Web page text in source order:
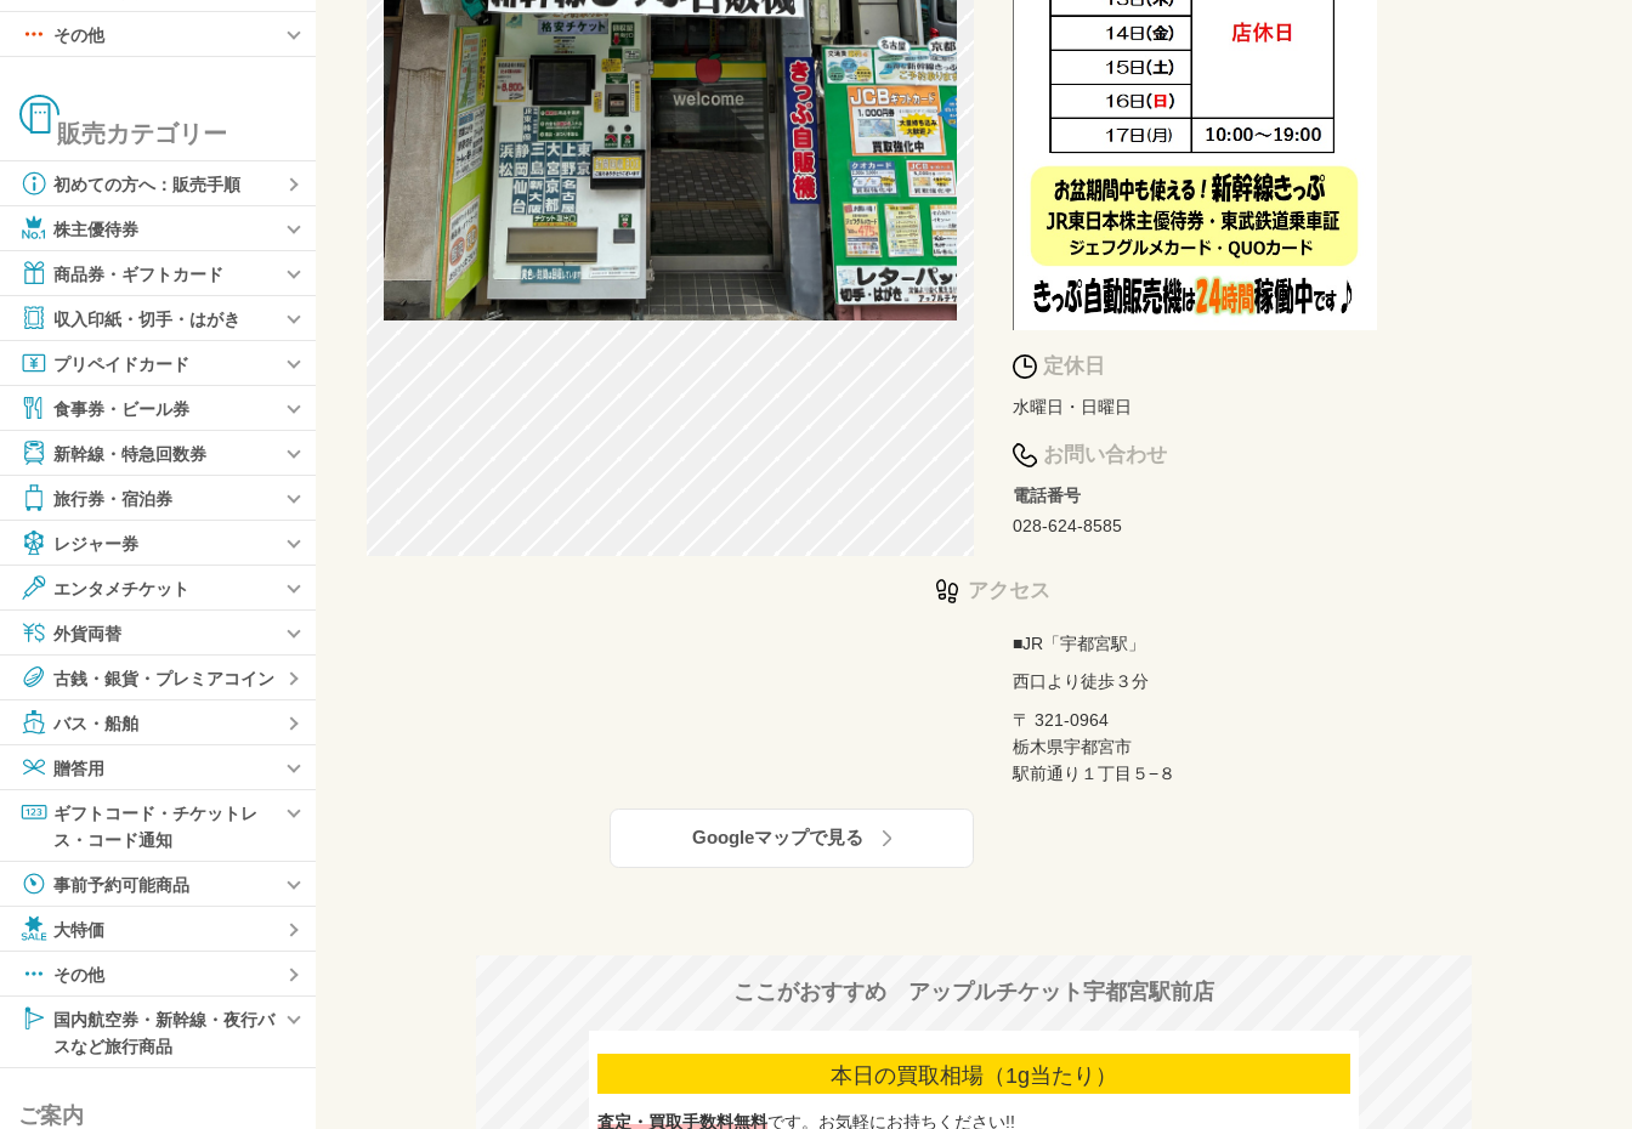
その他
販売カテゴリー
初めての方へ：販売手順
株主優待券
商品券・ギフトカード
収入印紙・切手・はがき
プリペイドカード
食事券・ビール券
新幹線・特急回数券
旅行券・宿泊券
レジャー券
エンタメチケット
外貨両替
古銭・銀貨・プレミアコイン
バス・船舶
贈答用
ギフトコード・チケットレ
ス・コード通知
事前予約可能商品
大特価
その他
国内航空券・新幹線・夜行バ
スなど旅行商品
ご案内
アクセス
■JR「宇都宮駅」
西口より徒歩３分
〒 321-0964
栃木県宇都宮市
駅前通り１丁目５−８
Googleマップで見る
定休日
水曜日・日曜日
お問い合わせ
電話番号
028-624-8585
ここがおすすめ アップルチケット宇都宮駅前店
本日の買取相場（1g当たり）
査定・買取手数料無料です。 お気軽にお持ちください!!